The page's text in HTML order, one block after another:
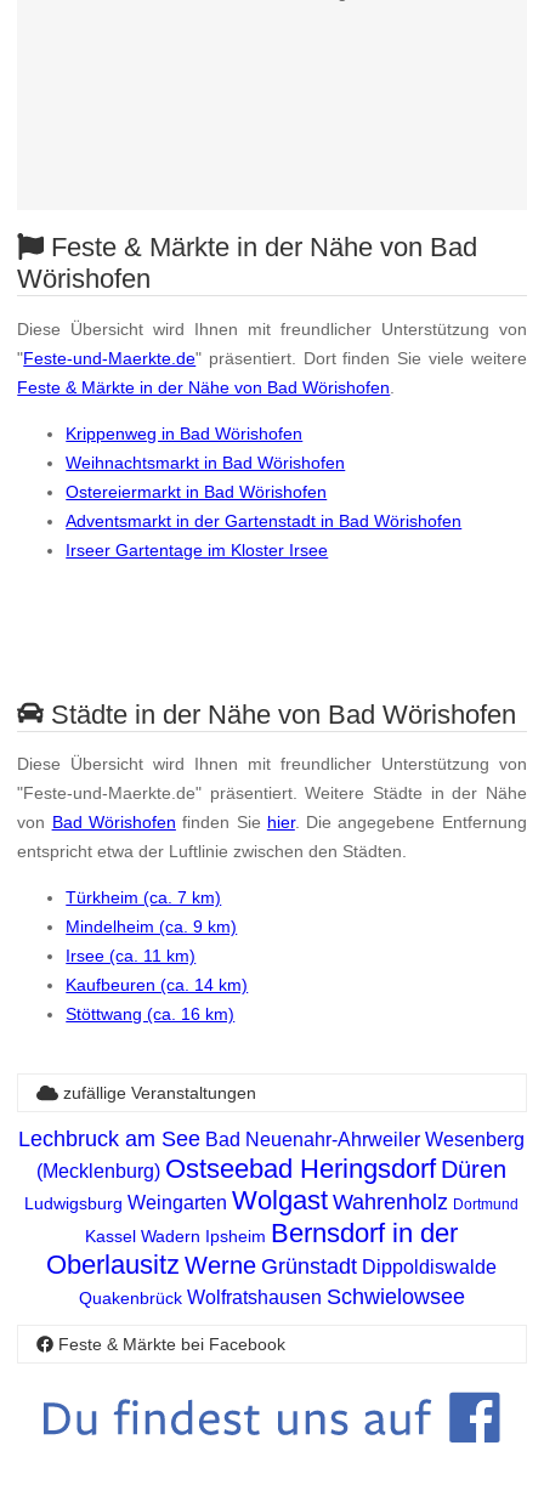
Feste & Märkte in der Nähe von Bad
Wörishofen
Diese Übersicht wird Ihnen mit freundlicher Unterstützung von
"Feste-und-Maerkte.de" präsentiert. Dort finden Sie viele weitere
Feste & Märkte in der Nähe von Bad Wörishofen
Krippenweg in Bad Wörishofen
Weihnachtsmarkt in Bad Wörishofen
Ostereiermarkt in Bad Wörishofen
Adventsmarkt in der Gartenstadt in Bad Wörishofen
Irseer Gartentage im Kloster Irsee
Städte in der Nähe von Bad Wörishofen
Diese Übersicht wird Ihnen mit freundlicher Unterstützung von
"Feste-und-Maerkte.de" präsentiert. Weitere Städte in der Nähe
von Bad Wörishofen finden Sie hier. Die angegebene Entfernung
entspricht etwa der Luftlinie zwischen den Städten.
Türkheim (ca. 7 km)
Mindelheim (ca. 9 km)
Irsee (ca. 11 km)
Kaufbeuren (ca. 14 km)
Stöttwang (ca. 16 km)
zufällige Veranstaltungen
Lechbruck am See Bad Neuenahr-Ahrweiler Wesenberg
(Mecklenburg) Ostseebad Heringsdorf Düren
Ludwigsburg Weingarten Wolgast Wahrenholz Dortmund
Kassel Wadern Ipsheim Bernsdorf in der
Oberlausitz Werne Grünstadt Dippoldiswalde
Quakenbrück Wolfratshausen Schwielowsee
Feste & Märkte bei Facebook